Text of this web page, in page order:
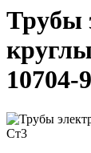
Трубы
10704-